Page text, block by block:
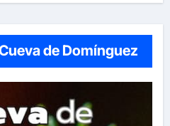
de Domínguez